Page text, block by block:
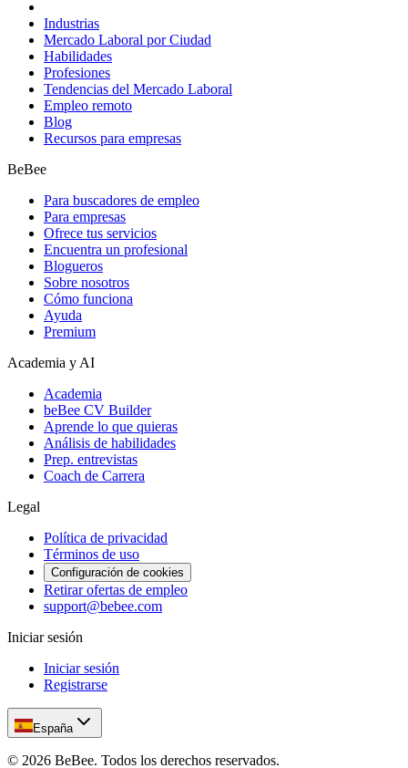
Industrias
Mercado Laboral por Ciudad
Habilidades
Profesiones
Tendencias del Mercado Laboral
Empleo remoto
Blog
Recursos para empresas
BeBee
Para buscadores de empleo
Para empresas
Ofrece tus servicios
Encuentra un profesional
Blogueros
Sobre nosotros
Cómo funciona
Ayuda
Premium
Academia y AI
Academia
beBee CV Builder
Aprende lo que quieras
Análisis de habilidades
Prep. entrevistas
Coach de Carrera
Legal
Política de privacidad
Términos de uso
Configuración de cookies
Retirar ofertas de empleo
support@bebee.com
Iniciar sesión
Iniciar sesión
Registrarse
España
© 2026 BeBee. Todos los derechos reservados.